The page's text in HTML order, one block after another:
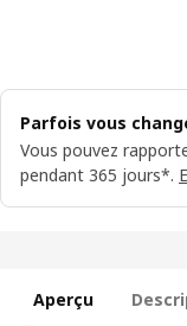
Parfois vous
Vous pouvez
pendant 365 jours*.
Aperçu